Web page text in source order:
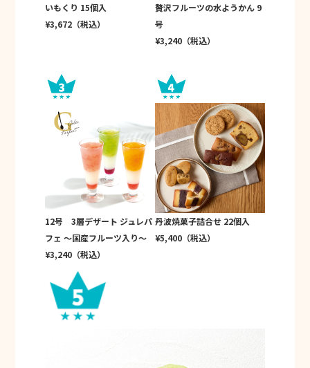
いもくり 15個入
¥3,672（税込）
贅沢フルーツの水ようかん 9
号
¥3,240（税込）
12号 3層デザート ジュレパ
フェ ～国産フルーツ入り～
¥3,240（税込）
丹波焼菓子詰合せ 22個入
¥5,400（税込）